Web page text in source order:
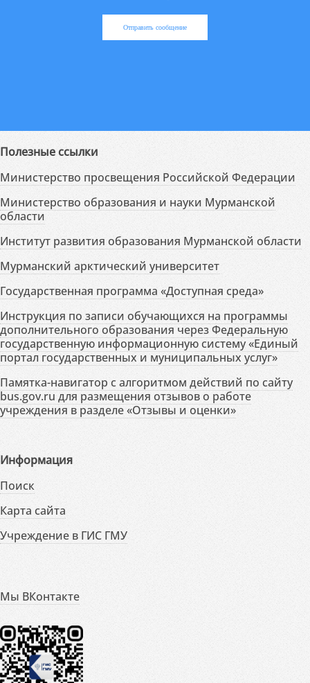
Отправить сообщение
Полезные ссылки
Министерство просвещения Российской Федерации
Министерство образования и науки Мурманской
области
Институт развития образования Мурманской области
Мурманский арктический университет
Государственная программа «Доступная среда»
Инструкция по записи обучающихся на программы
дополнительного образования через Федеральную
государственную информационную систему «Единый
портал государственных и муниципальных услуг»
Памятка-навигатор с алгоритмом действий по сайту
bus.gov.ru для размещения отзывов о работе
учреждения в разделе «Отзывы и оценки»
Информация
Поиск
Карта сайта
Учреждение в ГИС ГМУ
Мы ВКонтакте